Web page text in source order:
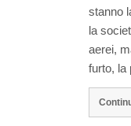
stanno
la
aerei,
furto,